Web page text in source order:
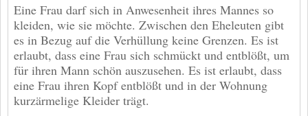
Eine Frau darf sich in Anwesenheit ihres Mannes so
kleiden, wie sie möchte. Zwischen den Eheleuten gibt
es in Bezug auf die Verhüllung keine Grenzen. Es ist
erlaubt, dass eine Frau sich schmückt und entblößt, um
für ihren Mann schön auszusehen. Es ist erlaubt, dass
eine Frau ihren Kopf entblößt und in der Wohnung
kurzärmelige Kleider trägt.